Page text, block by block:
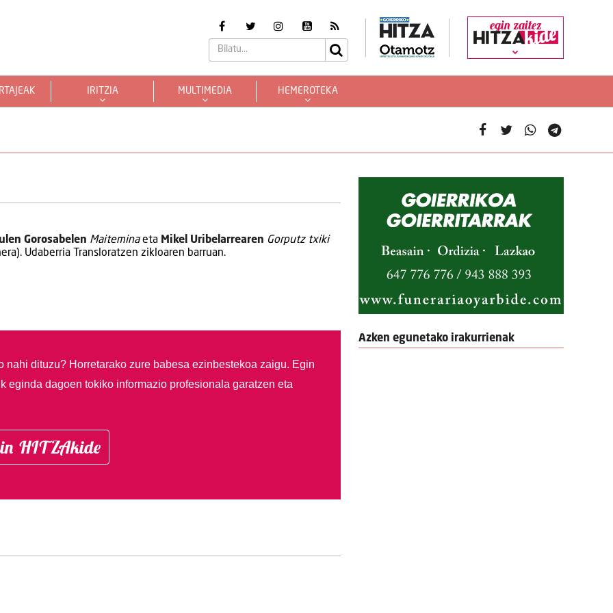
egin zaitez
IRITZIA MULTIMEDIA HEMEROTEKA
Gorosabelen Maiteminaeta Mikel Uribelarrearen Gorputz txiki
Udaberria Transloratzen zikloaren barruan.
nahi dituzu? Horretarako zure babesa ezinbestekoa zaigu. Egin
eginda dagoen tokiko informazio profesionala garatzen eta
HITZAkide
Azken egunetako irakurrienak